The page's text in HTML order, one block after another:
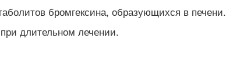
бромгексина, образующихся в печени.
длительном лечении.